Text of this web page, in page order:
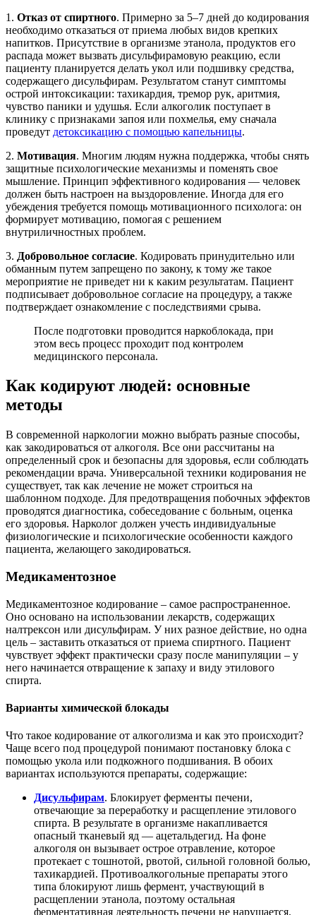
1. Отказ от спиртного. Примерно за 5–7 дней до кодирования
необходимо отказаться от приема любых видов крепких
напитков. Присутствие в организме этанола, продуктов его
распада может вызвать дисульфирамовую реакцию, если
пациенту планируется делать укол или подшивку средства,
содержащего дисульфирам. Результатом станут симптомы
острой интоксикации: тахикардия, тремор рук, аритмия,
чувство паники и удушья. Если алкоголик поступает в
клинику с признаками запоя или похмелья, ему сначала
проведут детоксикацию с помощью капельницы.
2. Мотивация. Многим людям нужна поддержка, чтобы снять
защитные психологические механизмы и поменять свое
мышление. Принцип эффективного кодирования — человек
должен быть настроен на выздоровление. Иногда для его
убеждения требуется помощь мотивационного психолога: он
формирует мотивацию, помогая с решением
внутриличностных проблем.
3. Добровольное согласие. Кодировать принудительно или
обманным путем запрещено по закону, к тому же такое
мероприятие не приведет ни к каким результатам. Пациент
подписывает добровольное согласие на процедуру, а также
подтверждает ознакомление с последствиями срыва.
После подготовки проводится наркоблокада, при
этом весь процесс проходит под контролем
медицинского персонала.
Как кодируют людей: основные
методы
В современной наркологии можно выбрать разные способы,
как закодироваться от алкоголя. Все они рассчитаны на
определенный срок и безопасны для здоровья, если соблюдать
рекомендации врача. Универсальной техники кодирования не
существует, так как лечение не может строиться на
шаблонном подходе. Для предотвращения побочных эффектов
проводятся диагностика, собеседование с больным, оценка
его здоровья. Нарколог должен учесть индивидуальные
физиологические и психологические особенности каждого
пациента, желающего закодироваться.
Медикаментозное
Медикаментозное кодирование – самое распространенное.
Оно основано на использовании лекарств, содержащих
налтрексон или дисульфирам. У них разное действие, но одна
цель – заставить отказаться от приема спиртного. Пациент
чувствует эффект практически сразу после манипуляции – у
него начинается отвращение к запаху и виду этилового
спирта.
Варианты химической блокады
Что такое кодирование от алкоголизма и как это происходит?
Чаще всего под процедурой понимают постановку блока с
помощью укола или подкожного подшивания. В обоих
вариантах используются препараты, содержащие:
Дисульфирам. Блокирует ферменты печени,
отвечающие за переработку и расщепление этилового
спирта. В результате в организме накапливается
опасный тканевый яд — ацетальдегид. На фоне
алкоголя он вызывает острое отравление, которое
протекает с тошнотой, рвотой, сильной головной болью,
тахикардией. Противоалкогольные препараты этого
типа блокируют лишь фермент, участвующий в
расщеплении этанола, поэтому остальная
ферментативная деятельность печени не нарушается.